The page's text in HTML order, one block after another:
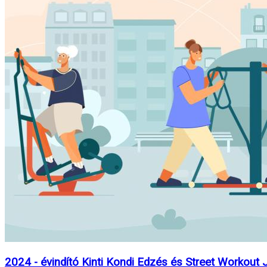
2024 - évindító Kinti Kondi Edzés és Street Workout